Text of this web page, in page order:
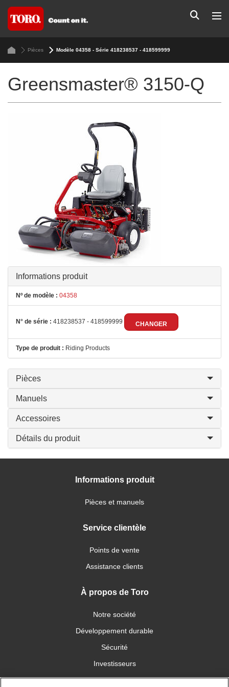
Pièces Modèle 04358 - Série 418238537 - 418599999
Greensmaster® 3150-Q
Informations produit
Nº de modèle : 04358
N° de série : 418238537 - 418599999 CHANGER
Type de produit : Riding Products
Pièces
Manuels
Accessoires
Détails du produit
Informations produit
Pièces et manuels
Service clientèle
Points de vente
Assistance clients
À propos de Toro
Notre société
Développement durable
Sécurité
Investisseurs
Carrières